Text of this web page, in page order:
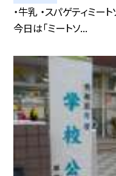
・牛乳 ・スパゲティミー
今日は「ミートソ...